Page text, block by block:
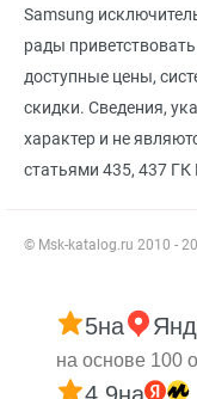
Samsung
рады
доступные цены,
скидки. Сведения,
характер и не
статьями 435, 437
© Msk-katalog.ru 2010 -
5на
на основе 100